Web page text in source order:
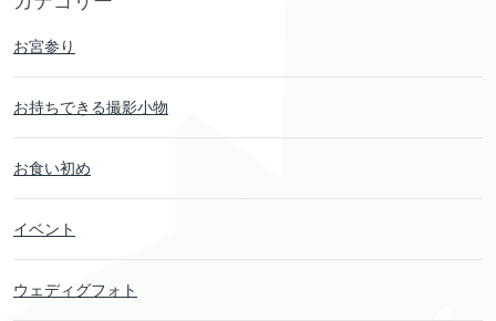
お宮参り
お持ちできる撮影小物
お食い初め
イベント
ウェディグフォト